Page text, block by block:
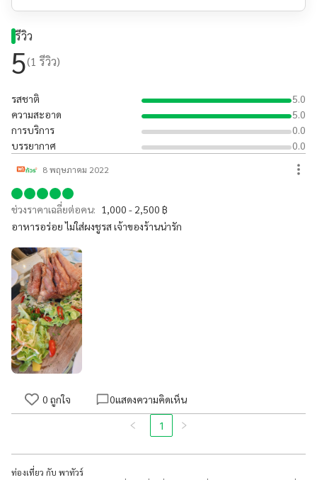
รีวิว
5(1 รีวิว)
รสชาติ
5.0
ความสะอาด
5.0
การบริการ
0.0
บรรยากาศ
0.0
8 พฤษภาคม 2022
ช่วงราคาเฉลี่ยต่อคน: 1,000 - 2,500 ฿
อาหารอร่อย ไม่ใส่ผงชูรส เจ้าของร้านน่ารัก
0 ถูกใจ 0แสดงความคิดเห็น
1
ท่องเที่ยว กับ พาทัวร์